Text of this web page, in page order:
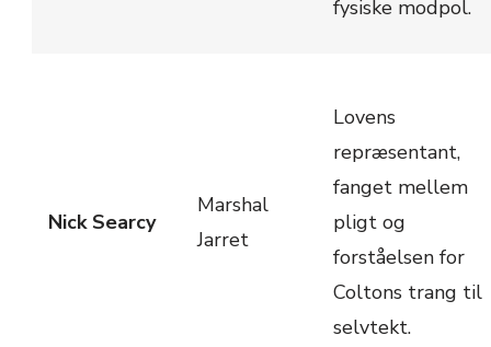
fysiske modpol.
Nick Searcy
Marshal
Jarret
Lovens
repræsentant,
fanget mellem
pligt og
forståelsen for
Coltons trang til
selvtekt.